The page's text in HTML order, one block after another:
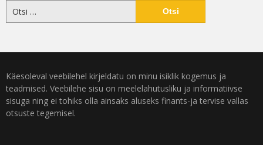
Käesoleval veebilehel kirjeldatu on minu isiklik kogemus ja
teadmised. Veebilehe sisu on meelelahutusliku ja informatiivse
sisuga ning ei tohiks olla ainsaks aluseks finants-ja tervise vallas
otsuste tegemisel.